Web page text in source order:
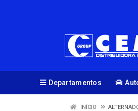
Departamentos
INÍCIO